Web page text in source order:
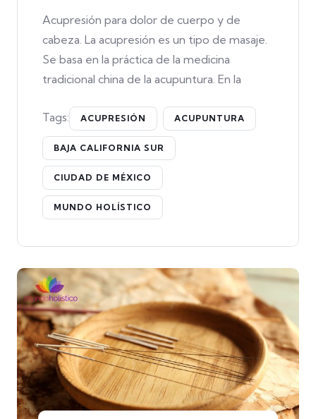
Acupresión para dolor de cuerpo y de
cabeza. La acupresión es un tipo de masaje.
Se basa en la práctica de la medicina
tradicional china de la acupuntura. En la
Tags: ACUPRESIÓN ACUPUNTURA
BAJA CALIFORNIA SUR
CIUDAD DE MÉXICO
MUNDO HOLÍSTICO